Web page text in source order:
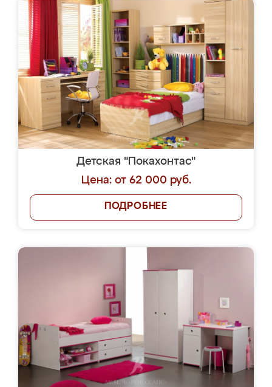
Детская "Покахонтас"
Цена: от 62 000 руб.
ПОДРОБНЕЕ